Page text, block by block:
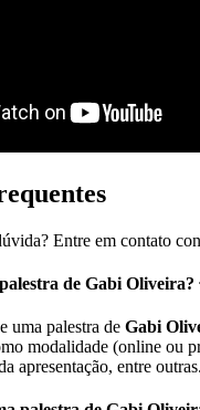
Entre em contato
de Gabi Oliveira?
uma palestra de Gabi
modalidade (online ou
apresentação, entre outras.